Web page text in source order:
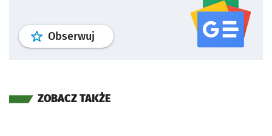
Obserwuj profil serwisu
ZOBACZ TAKŻE